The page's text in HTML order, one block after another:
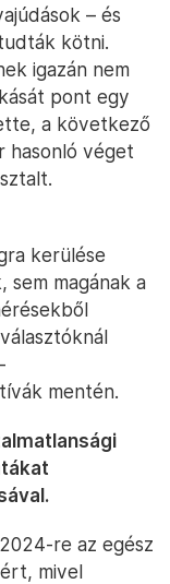
– és
kötni.
igazán nem
pont egy
a következő
hasonló véget
kerülése
sem magának a
mentén.
re az egész
mivel